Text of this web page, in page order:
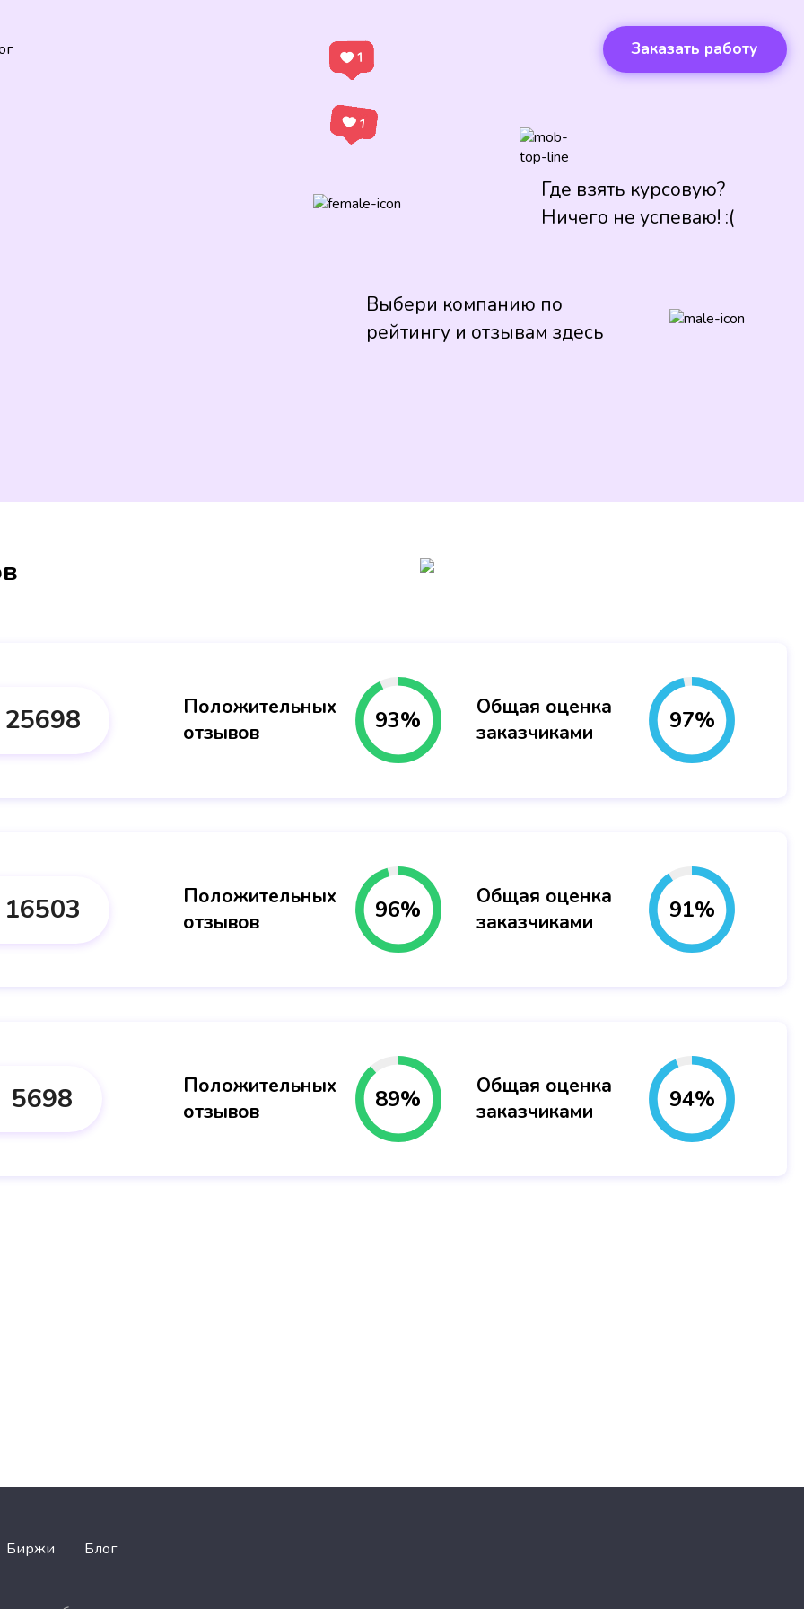
Заказать работу
Где взять курсовую?
Ничего не успеваю! :(
Выбери компанию по
рейтингу и отзывам здесь
25698
Положительных
отзывов
93%
Общая оценка
заказчиками
97%
16503
Положительных
отзывов
96%
Общая оценка
заказчиками
91%
5698
Положительных
отзывов
89%
Общая оценка
заказчиками
94%
Биржи Блог